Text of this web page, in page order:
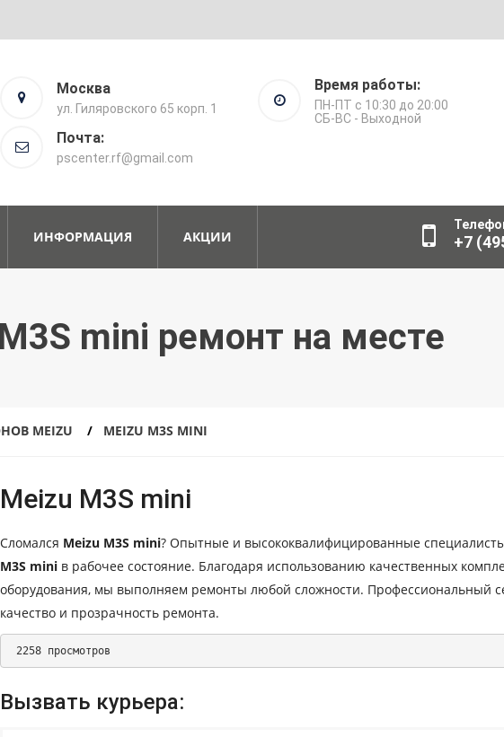
Москва
ул. Гиляровского 65 корп. 1
Время работы:
ПН-ПТ с 10:30 до 20:00
СБ-ВС - Выходной
Почта:
pscenter.rf@gmail.com
ИНФОРМАЦИЯ АКЦИИ +7
mini ремонт на месте
MEIZU MEIZU M3S MINI
Meizu M3S mini
Сломался Meizu M3S mini? Опытные и высококвалифицированные
M3S mini в рабочее состояние. Благодаря использованию качественных
оборудования, мы выполняем ремонты любой сложности. Профессиональный
качество и прозрачность ремонта.
2258 просмотров
Вызвать курьера: